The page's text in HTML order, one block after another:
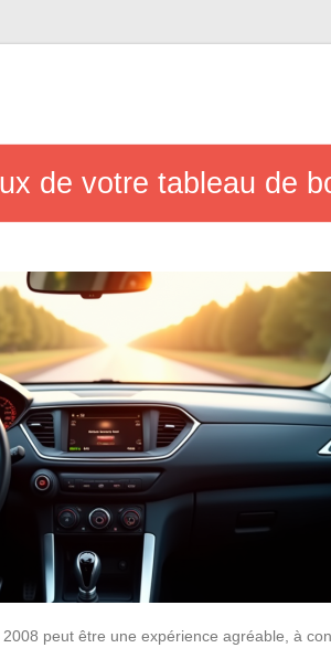
de votre tableau de
peut être une expérience agréable, à